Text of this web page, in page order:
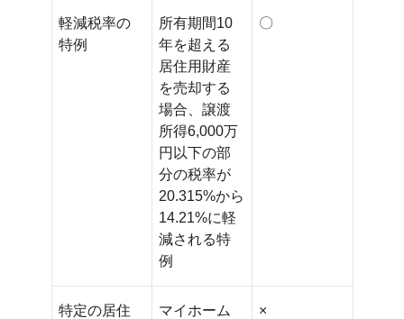
軽減税率の
特例
所有期間10
年を超える
居住用財産
を売却する
場合、譲渡
所得6,000万
円以下の部
分の税率が
20.315%から
14.21%に軽
減される特
例
〇
特定の居住
マイホーム
×